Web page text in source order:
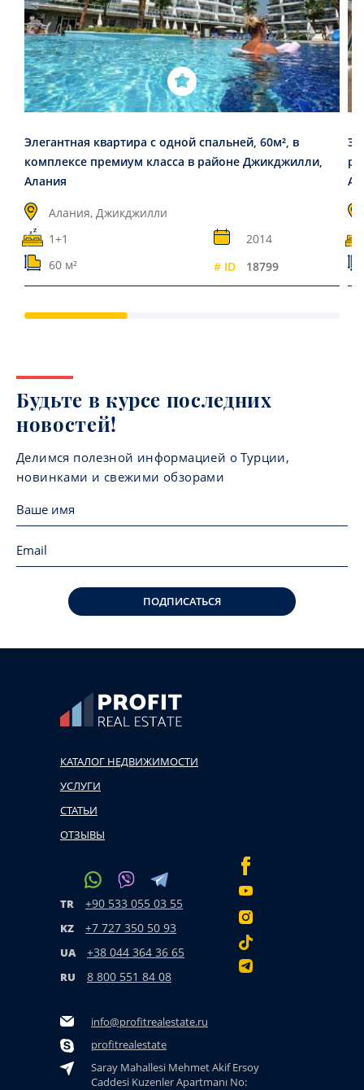
Элегантная квартира с одной спальней, 60м², в
комплексе премиум класса в районе Джикджилли,
Алания
Алания, Джикджилли
1+1
2014
60 м²
# ID 18799
Будьте в курсе последних
новостей!
Делимся полезной информацией о Турции,
новинками и свежими обзорами
ПОДПИСАТЬСЯ
КАТАЛОГ НЕДВИЖИМОСТИ
УСЛУГИ
СТАТЬИ
ОТЗЫВЫ
TR +90 533 055 03 55
KZ +7 727 350 50 93
UA +38 044 364 36 65
RU 8 800 551 84 08
info@profitrealestate.ru
profitrealestate
Saray Mahallesi Mehmet Akif Ersoy
Caddesi Kuzenler Apartmanı No: